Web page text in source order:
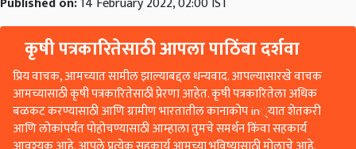
कृषी पत्रकारितेसाठी आपला पाठिंबा दर्शवा
प्रिय वाचक, आमच्यात सामील झाल्याबद्दल धन्यवाद. आपल्यासारखे वाचक
आमच्यासाठी कृषी पत्रकारितेसाठी प्रेरणा आहेत. कृषी पत्रकारितेला अधिक
बळकट करण्यासाठी आणि ग्रामीण भारतातील कानाकोप in्यात शेतकरी
आणि लोकांपर्यंत पोहोचण्यासाठी आम्हाला तुमचे समर्थन किंवा सहकार्य
आवश्यक आहे. आपले प्रत्येक सहकार्य आमच्या भविष्यासाठी मोलाचे आहे.